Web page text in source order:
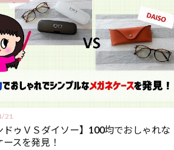
21
ドゥＶＳダイソー】100均でおしゃれな
ースを発見！